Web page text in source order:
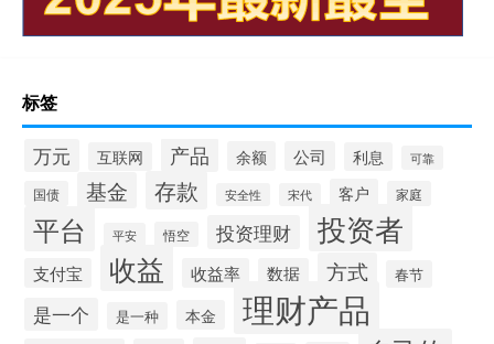
标签
万元 互联网 产品 余额 公司 利息 可靠
国债 基金 存款 安全性 宋代 客户 家庭
平台 平安 悟空 投资理财 投资者
支付宝 收益 收益率 数据 方式 春节
是一个 是一种 本金 理财产品